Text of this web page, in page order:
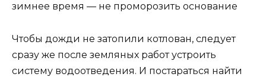
зимнее время — не проморозить основание
Чтобы дожди не затопили котлован, следует
сразу же после земляных работ устроить
систему водоотведения. И постараться найти